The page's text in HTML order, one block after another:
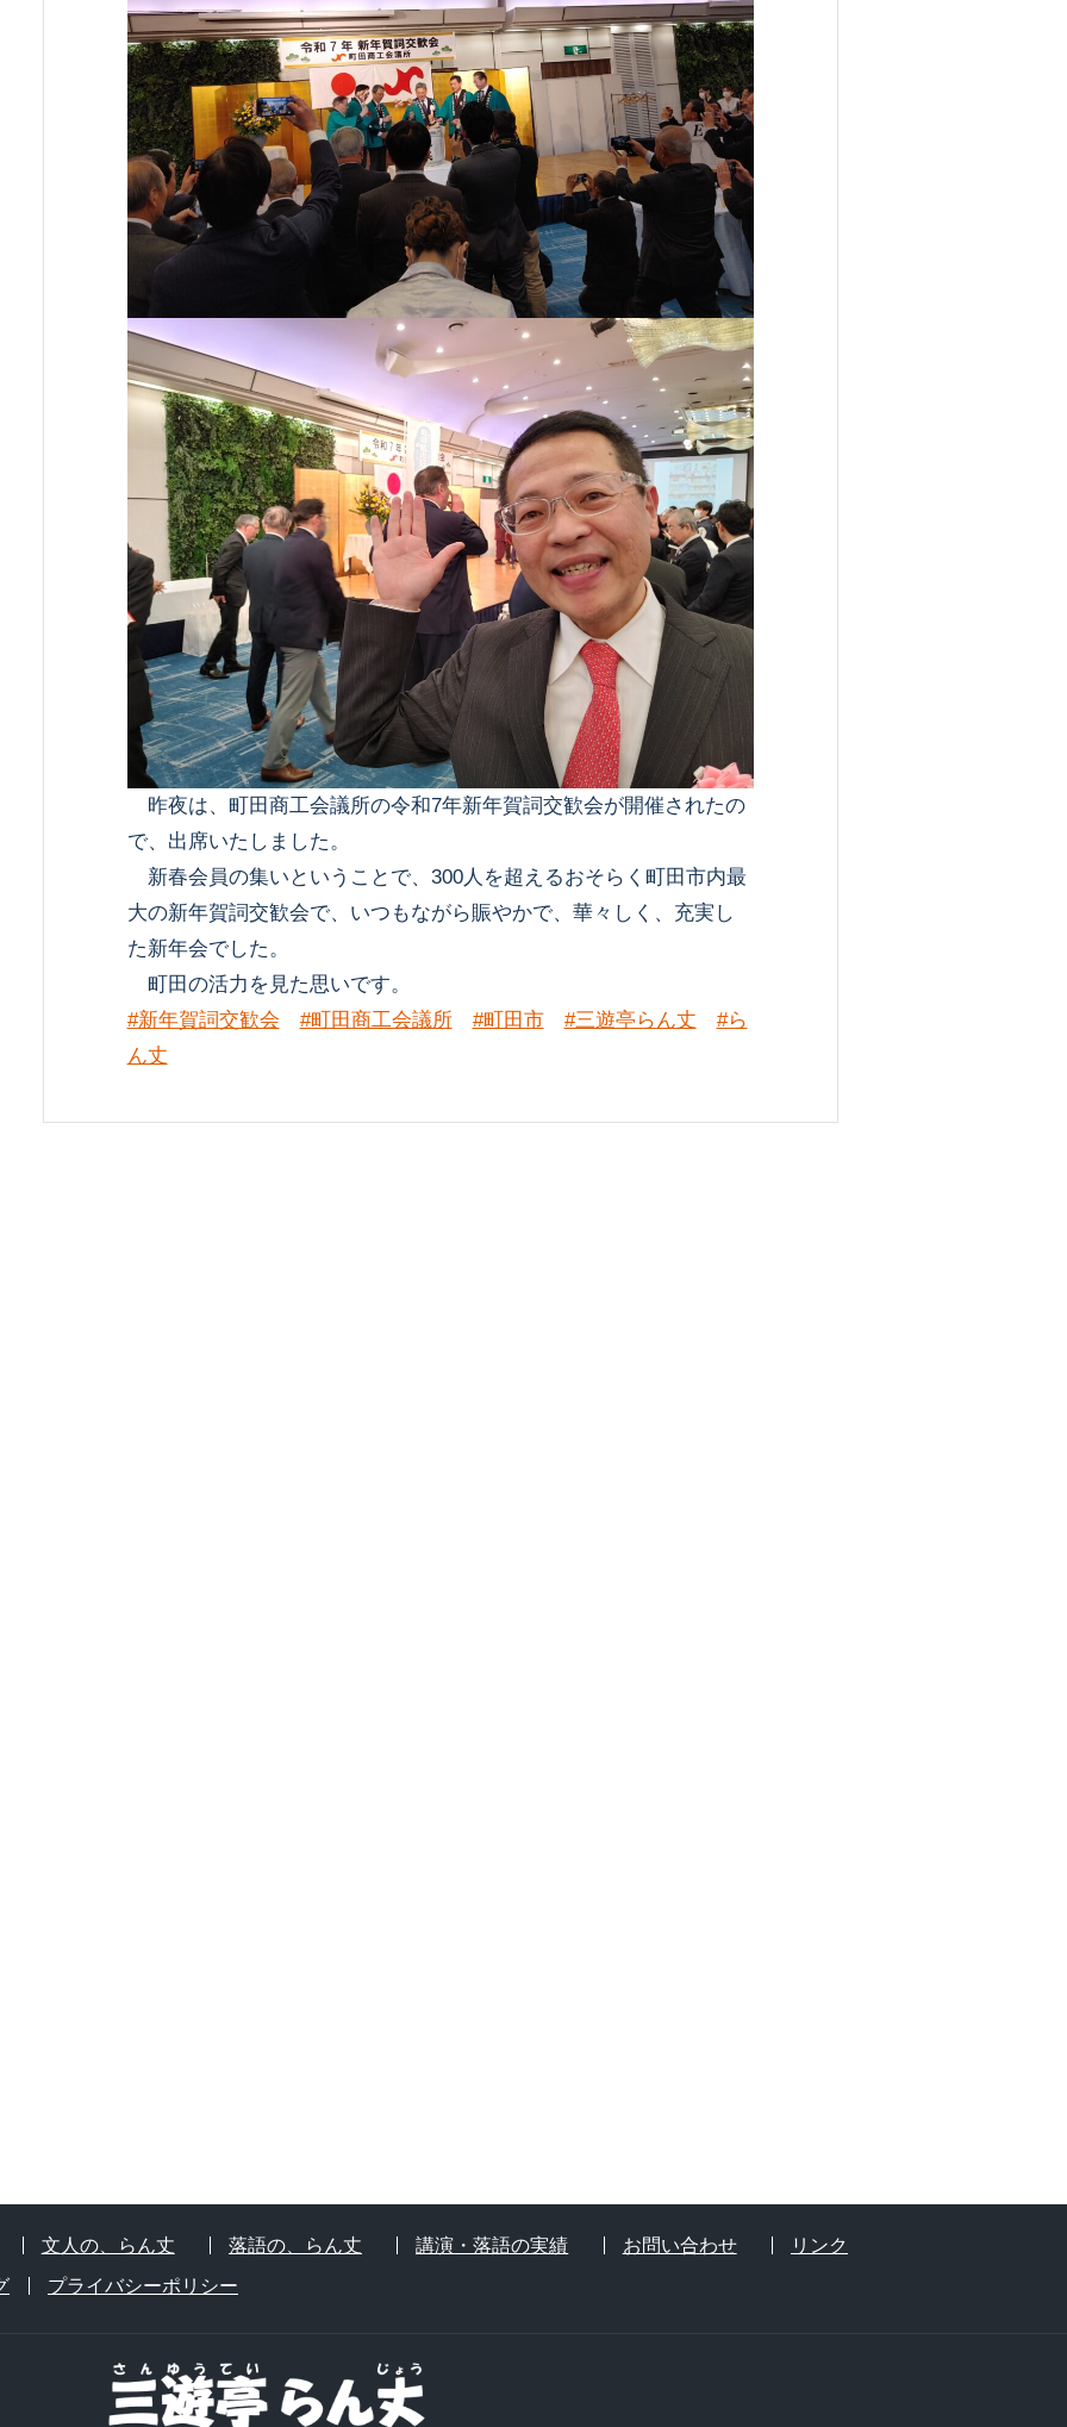
昨夜は、町田商工会議所の令和7年新年賀詞交歓会が開催されたの
で、出席いたしました。
新春会員の集いということで、300人を超えるおそらく町田市内最
大の新年賀詞交歓会で、いつもながら賑やかで、華々しく、充実し
た新年会でした。
町田の活力を見た思いです。
#新年賀詞交歓会
#町田商工会議所 #町田市 #三遊亭らん丈
#ら
ん丈
文人の、らん丈 落語の、らん丈 講演・落語の実績 お問い合わせ
リンク
プライバシーポリシー